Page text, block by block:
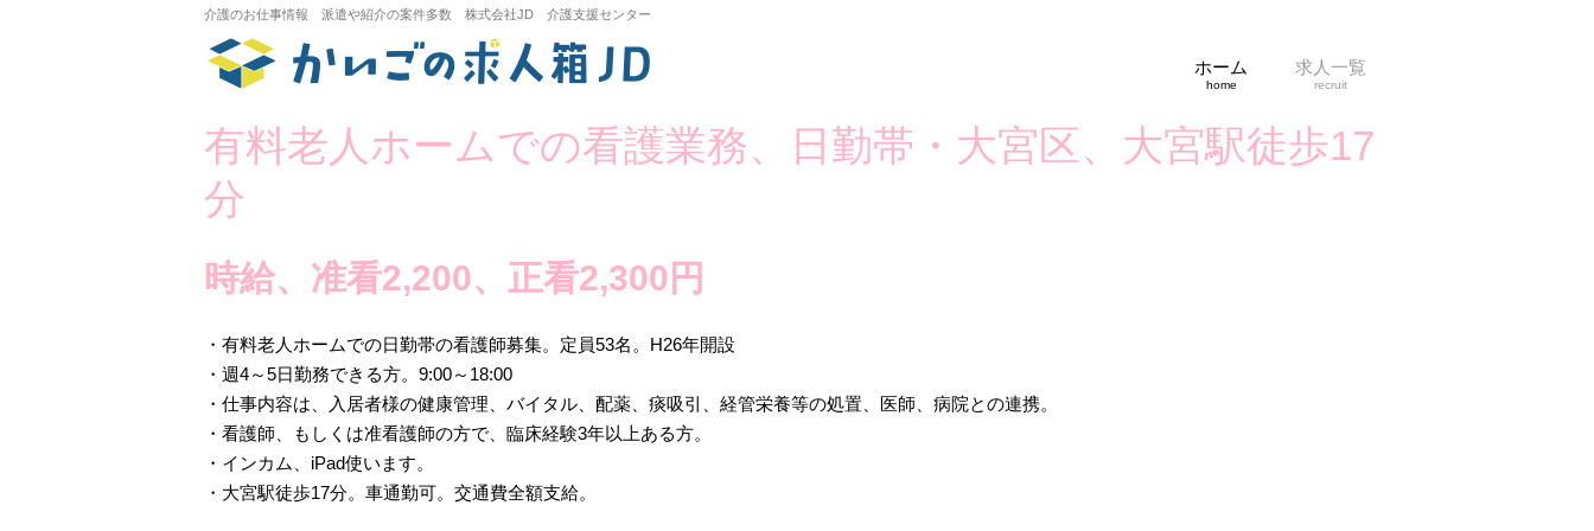
介護のお仕事情報 派遣や紹介の案件多数 株式会社JD 介護支援センター
ホーム
home
求人一覧
recruit
有料老人ホームでの看護業務、日勤帯・大宮区、大宮駅徒歩17
分
時給、准看2,200、正看2,300円
・有料老人ホームでの日勤帯の看護師募集。定員53名。H26年開設
・週4～5日勤務できる方。9:00～18:00
・仕事内容は、入居者様の健康管理、バイタル、配薬、痰吸引、経管栄養等の処置、医師、病院との連携。
・看護師、もしくは准看護師の方で、臨床経験3年以上ある方。
・インカム、iPad使います。
・大宮駅徒歩17分。車通勤可。交通費全額支給。